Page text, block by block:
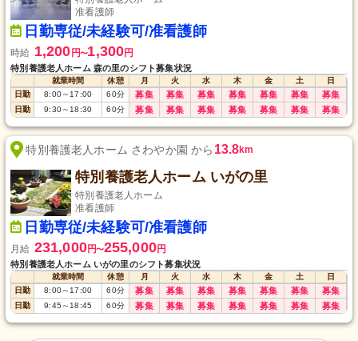
准看護師
日勤専従/未経験可/准看護師
時給 1,200 円〜1,300円
特別養護老人ホーム 森の里のシフト募集状況
就業時間 休憩 月 火 水 木 金 土
日
日勤
8:00～17:00 60分 募集 募集 募集 募集 募集 募集 募集
日勤 9:30～18:30 60分 募集 募集 募集 募集 募集 募集 募集
特別養護老人ホーム さわやか園 から 13.8km
特別養護老人ホーム いがの里
特別養護老人ホーム
准看護師
日勤専従/未経験可/准看護師
月給 231,000円〜255,000円
特別養護老人ホーム いがの里のシフト募集状況
就業時間 休憩 月 火 水 木 金 土
日
日勤
8:00～17:00 60分 募集 募集 募集 募集 募集 募集 募集
日勤 9:45 ～18:45 60分 募集 募集 募集 募集 募集 募集 募集